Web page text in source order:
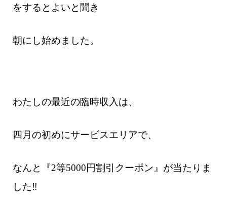
をするとよいと聞き
朝にし始めました。
わたしの最近の臨時収入は、
四月の初めにサービスエリアで、
なんと『2等5000円割引クーポン』が当たりま
した‼